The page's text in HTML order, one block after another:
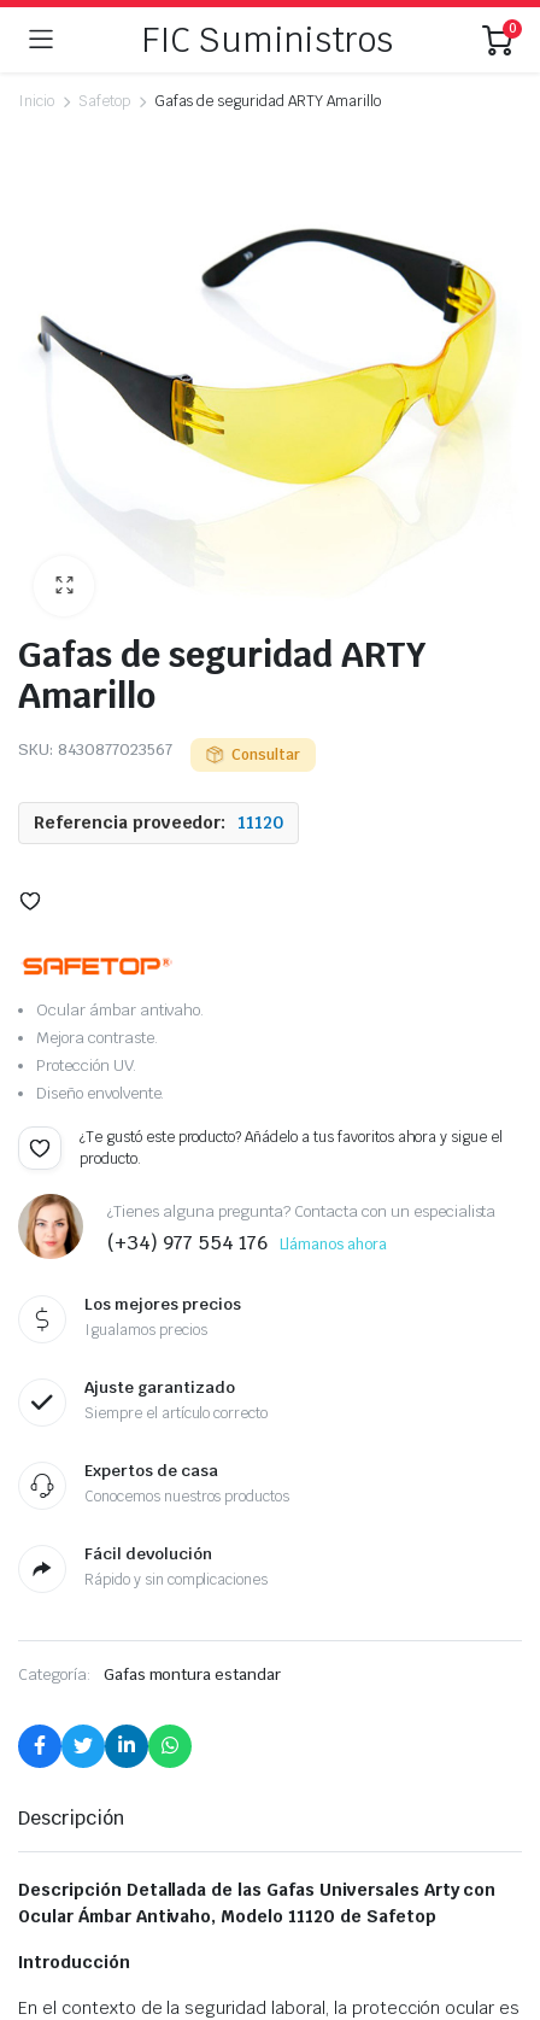
FIC Suministros 0
Inicio Safetop Gafas de seguridad ARTY Amarillo
Gafas de seguridad ARTY
Amarillo
SKU: 8430877023567 Consultar
Referencia proveedor: 11120
Ocular ámbar antivaho.
Mejora contraste.
Protección UV.
Diseño envolvente.
¿Te gustó este producto? Añádelo a tus favoritos ahora y sigue el
producto.
¿Tienes alguna pregunta? Contacta con un especialista
(+34) 977 554 176 Llámanos ahora
Los mejores precios
Igualamos precios
Ajuste garantizado
Siempre el artículo correcto
Expertos de casa
Conocemos nuestros productos
Fácil devolución
Rápido y sin complicaciones
Categoría: Gafas montura estandar
Descripción
Descripción Detallada de las Gafas Universales Arty con
Ocular Ámbar Antivaho, Modelo 11120 de Safetop
Introducción
En el contexto de la seguridad laboral, la protección ocular es